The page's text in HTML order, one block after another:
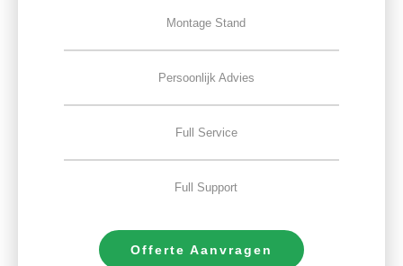
Montage Stand
Persoonlijk Advies
Full Service
Full Support
Offerte Aanvragen